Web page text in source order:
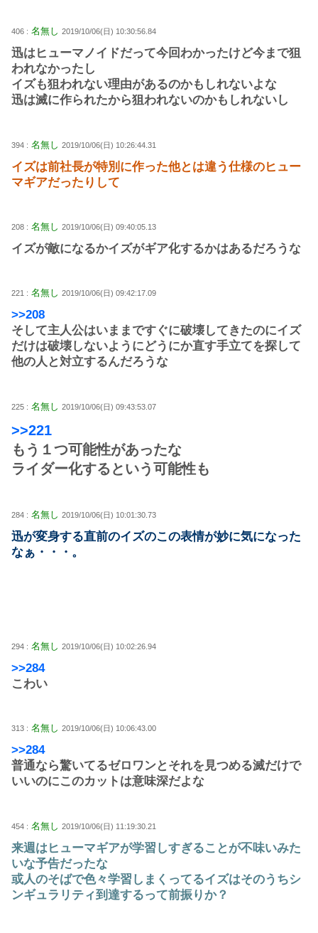
406 : 名無し 2019/10/06(日) 10:30:56.84
迅はヒューマノイドだって今回わかったけど今まで狙
われなかったし
イズも狙われない理由があるのかもしれないよな
迅は滅に作られたから狙われないのかもしれないし
394 : 名無し 2019/10/06(日) 10:26:44.31
イズは前社長が特別に作った他とは違う仕様のヒュー
マギアだったりして
208 : 名無し 2019/10/06(日) 09:40:05.13
イズが敵になるかイズがギア化するかはあるだろうな
221 : 名無し 2019/10/06(日) 09:42:17.09
>>208
そして主人公はいままですぐに破壊してきたのにイズ
だけは破壊しないようにどうにか直す手立てを探して
他の人と対立するんだろうな
225 : 名無し 2019/10/06(日) 09:43:53.07
>>221
もう１つ可能性があったな
ライダー化するという可能性も
284 : 名無し 2019/10/06(日) 10:01:30.73
迅が変身する直前のイズのこの表情が妙に気になった
なぁ・・・。
294 : 名無し 2019/10/06(日) 10:02:26.94
>>284
こわい
313 : 名無し 2019/10/06(日) 10:06:43.00
>>284
普通なら驚いてるゼロワンとそれを見つめる滅だけで
いいのにこのカットは意味深だよな
454 : 名無し 2019/10/06(日) 11:19:30.21
来週はヒューマギアが学習しすぎることが不味いみた
いな予告だったな
或人のそばで色々学習しまくってるイズはそのうちシ
ンギュラリティ到達するって前振りか？